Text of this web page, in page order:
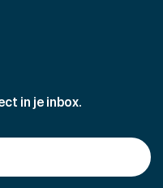
in je inbox.